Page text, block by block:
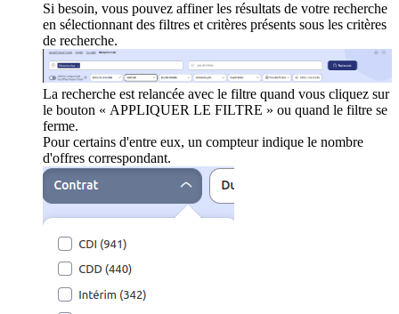
Si besoin, vous pouvez affiner les résultats de votre recherche
en sélectionnant des filtres et critères présents sous les critères
de recherche.
La recherche est relancée avec le filtre quand vous cliquez sur
le bouton « APPLIQUER LE FILTRE » ou quand le filtre se
ferme.
Pour certains d'entre eux, un compteur indique le nombre
d'offres correspondant.